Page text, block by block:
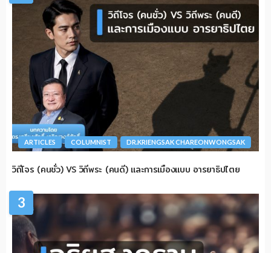
ARTICLES COLUMNIST DR.KRIENGSAK CHAREONWONGSAK
วิถีโจร (คนชั่ว) VS วิถีพระ (คนดี) และการเมืองแบบ อารยาธิปไตย
3